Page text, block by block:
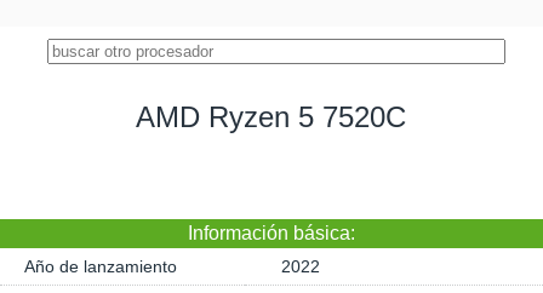
AMD Ryzen 5 7520C
Información básica:
Año de lanzamiento
2022